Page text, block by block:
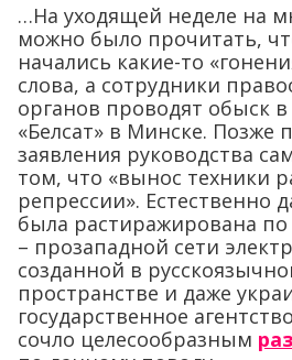
…На уходящей неделе на
можно было прочитать,
начались какие-то
слова, а сотрудники
органов проводят обыск в
«Белсат» в Минске. Позже
заявления руководства
том, что «вынос техники
репрессии». Естественно
была растиражирована
– прозападной сети
созданной в
пространстве и даже
государственное
сочло целесообразным